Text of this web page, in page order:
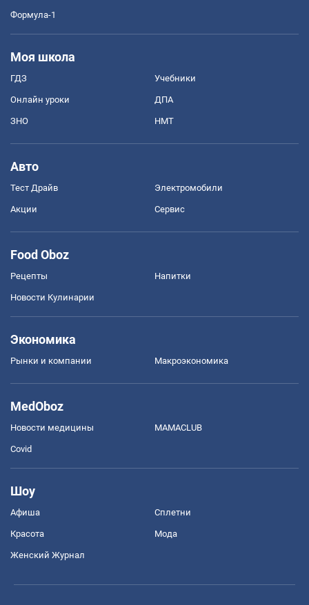
Формула-1
Моя школа
ГДЗ Учебники
Онлайн уроки ДПА
ЗНО НМТ
Авто
Тест Драйв Электромобили
Акции Сервис
Food Oboz
Рецепты Напитки
Новости Кулинарии
Экономика
Рынки и компании Mакроэкономика
MedOboz
Новости медицины MAMACLUB
Covid
Шоу
Афиша Сплетни
Красота Мода
Женский Журнал